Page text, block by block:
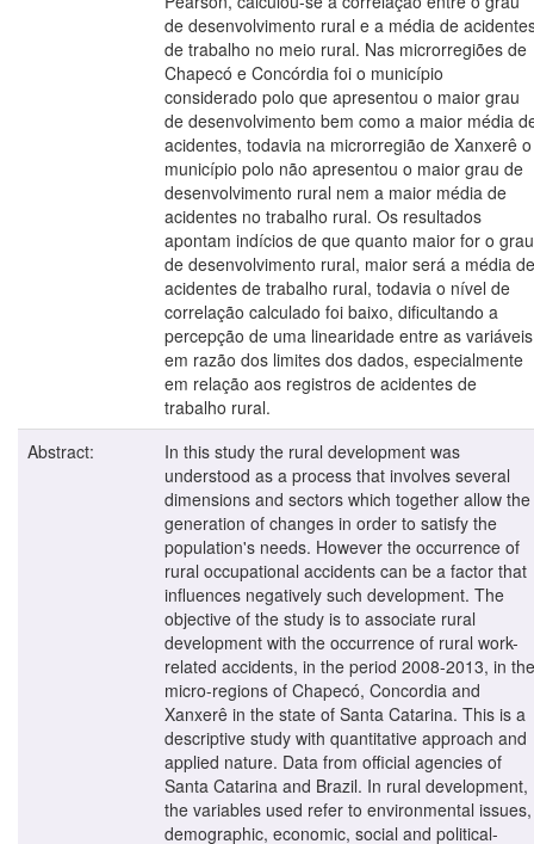
de desenvolvimento rural e a média de
de trabalho no meio rural. Nas microrregiões de
Chapecó e Concórdia foi o município
considerado polo que apresentou o maior grau
de desenvolvimento bem como a maior média
acidentes, todavia na microrregião de Xanxerê o
município polo não apresentou o maior grau de
desenvolvimento rural nem a maior média de
acidentes no trabalho rural. Os resultados
apontam indícios de que quanto maior for o grau
de desenvolvimento rural, maior será a média de
acidentes de trabalho rural, todavia o nível de
correlação calculado foi baixo, dificultando a
percepção de uma linearidade entre as
em razão dos limites dos dados, especialmente
em relação aos registros de acidentes de
trabalho rural.
Abstract:
In this study the rural development was
understood as a process that involves several
dimensions and sectors which together allow the
generation of changes in order to satisfy the
population's needs. However the occurrence of
rural occupational accidents can be a factor that
influences negatively such development. The
objective of the study is to associate rural
development with the occurrence of rural work-
related accidents, in the period 2008-2013, in the
micro-regions of Chapecó, Concordia and
Xanxerê in the state of Santa Catarina. This is a
descriptive study with quantitative approach and
applied nature. Data from official agencies of
Santa Catarina and Brazil. In rural development,
the variables used refer to environmental issues,
demographic, economic, social and political-